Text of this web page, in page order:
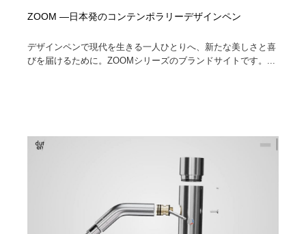
ZOOM —日本発のコンテンポラリーデザインペン
デザインペンで現代を生きる一人ひとりへ、新たな美しさと喜
びを届けるために。ZOOMシリーズのブランドサイトです。...